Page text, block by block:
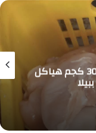
ضبط دواجن مذبوحة خارج المجزر و30 كجم هياكل